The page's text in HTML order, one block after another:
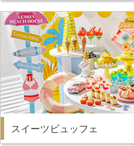
スイーツビュッフェ